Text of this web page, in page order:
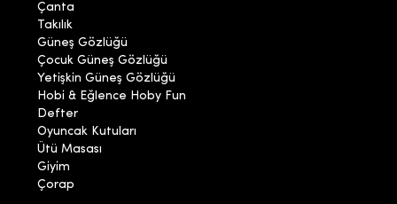
Çanta
Takılık
Güneş Gözlüğü
Çocuk Güneş Gözlüğü
Yetişkin Güneş Gözlüğü
Hobi & Eğlence Hoby Fun
Defter
Oyuncak Kutuları
Ütü Masası
Giyim
Çorap